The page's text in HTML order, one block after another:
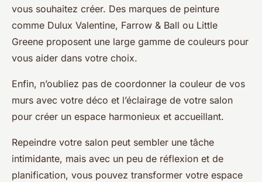
vous souhaitez créer. Des marques de peinture
comme Dulux Valentine, Farrow & Ball ou Little
Greene proposent une large gamme de couleurs pour
vous aider dans votre choix.
Enfin, n’oubliez pas de coordonner la couleur de vos
murs avec votre déco et l’éclairage de votre salon
pour créer un espace harmonieux et accueillant.
Repeindre votre salon peut sembler une tâche
intimidante, mais avec un peu de réflexion et de
planification, vous pouvez transformer votre espace